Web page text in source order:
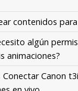
contenidos
algún
animaciones?
Conectar Canon